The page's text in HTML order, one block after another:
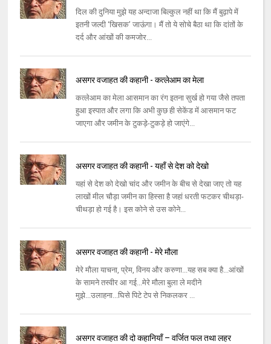
दिल की दुनिया मुझे यह अन्दाजा बिल्कुल नहीं था कि मैं बुढ़ापे में
इतनी जल्दी ‘खिसक’ जाऊंगा। मैं तो ये सोचे बैठा था कि दांतों के
दर्द और आंखों की कमजोर...
असगर वजाहत की कहानी - कत्लेआम का मेला
कत्लेआम का मेला आसमान का रंग इतना सुर्ख हो गया जैसे तपता
हुआ इस्पात और लगा कि अभी कुछ ही सेकेंड में आसमान फट
जाएगा और जमीन के टुकड़े-टुकड़े हो जाएंगे...
असगर वजाहत की कहानी - यहाँ से देश को देखो
यहां से देश को देखो चांद और जमीन के बीच से देखा जाए तो यह
लाखों मील चौड़ा जमीन का हिस्सा है जहां धरती फटकर चीथड़ा-
चीथड़ा हो गई है। इस कोने से उस कोने...
असगर वजाहत की कहानी - मेरे मौला
मेरे मौला याचना, प्रेम, विनय और करुणा...यह सब क्या है...आंखों
के सामने तस्वीर आ गई...मेरे मौला बुला ले मदीने
मुझे...उलाहना...घिसे पिटे टेप से निकलकर ...
असगर वजाहत की दो कहानियाँ – वर्जित फल तथा लहर